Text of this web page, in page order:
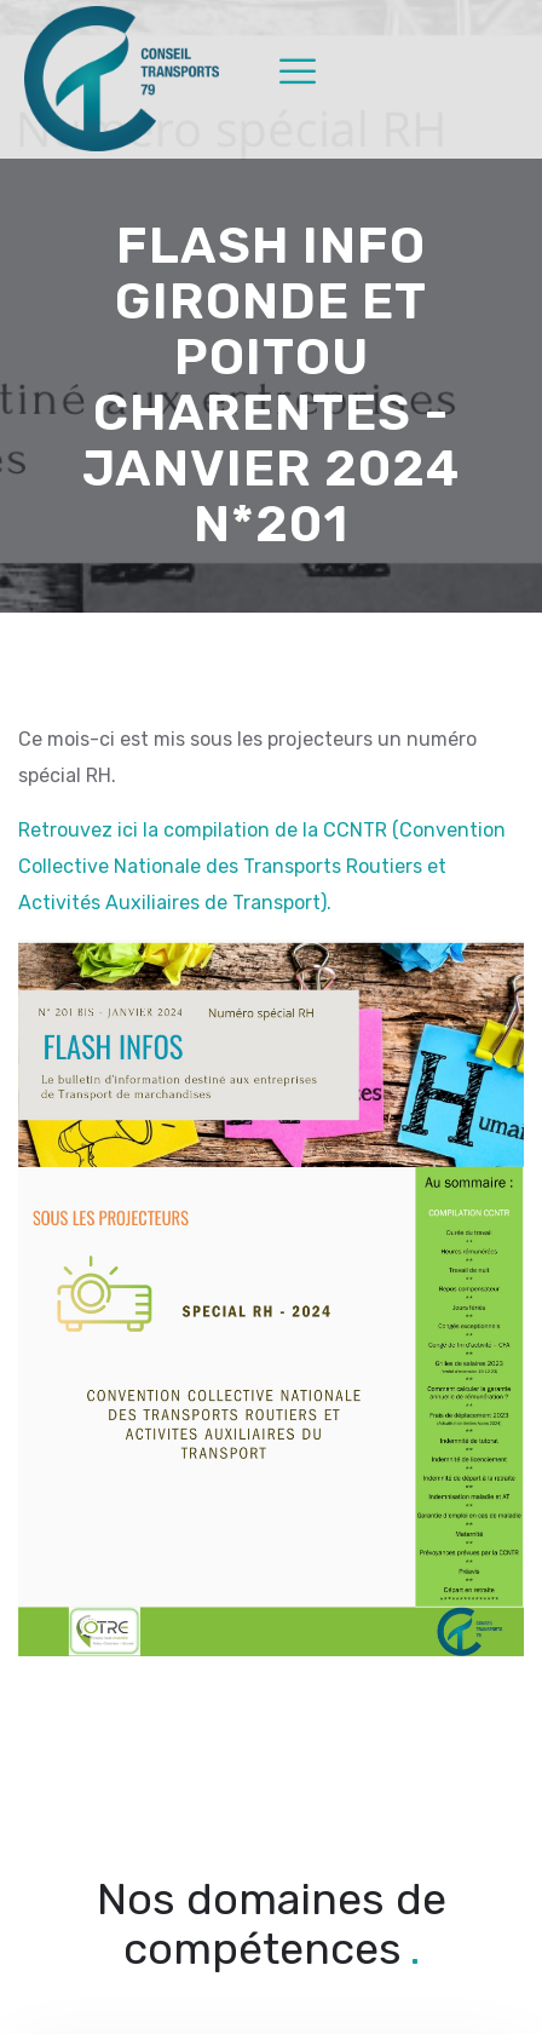
FLASH INFO
GIRONDE ET
POITOU
CHARENTES -
JANVIER 2024
N*201
Ce mois-ci est mis sous les projecteurs un numéro
spécial RH.
Retrouvez ici la compilation de la CCNTR (Convention
Collective Nationale des Transports Routiers et
Activités Auxiliaires de Transport).
Nos domaines de
compétences .